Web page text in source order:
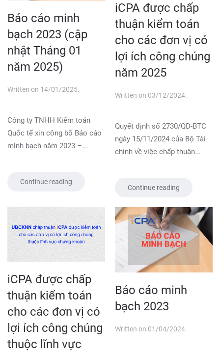
Báo cáo minh
bạch 2023 (cập
nhật Tháng 01
năm 2025)
Written on 14/01/2025.
Công ty TNHH Kiểm toán
Quốc tế xin công bố Báo cáo
minh bạch năm 2023 –...
Continue reading
iCPA được chấp
thuận kiểm toán
cho các đơn vị có
lợi ích công chúng
năm 2025
Written on 03/12/2024.
Quyết định số 2730/QĐ-BTC
ngày 15/11/2024 của Bộ Tài
chính về việc chấp thuận...
Continue reading
iCPA được chấp
thuận kiểm toán
cho các đơn vị có
lợi ích công chúng
thuộc lĩnh vực
Báo cáo minh
bạch 2023
Written on 01/04/2024.